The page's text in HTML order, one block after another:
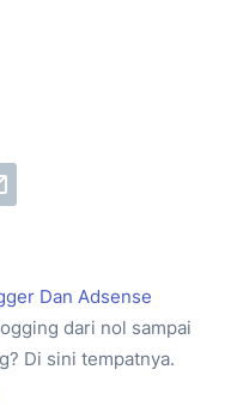
Dan Adsense
dari nol sampai
Di sini tempatnya.